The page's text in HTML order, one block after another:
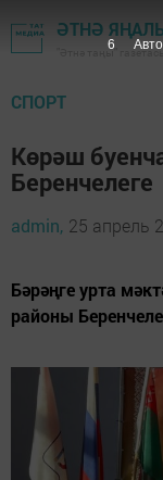
ӘТНӘ
"Әтнә таңы"
СПОРТ
Көрәш
Беренчелеге
admin, 25 апрель
Бәрәңге урта
районы
5